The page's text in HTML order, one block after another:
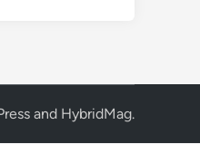
and HybridMag.